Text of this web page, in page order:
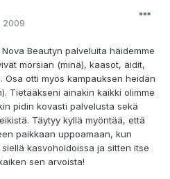
2009
Beautyn palveluita häidemme
morsian (minä), kaasot, äidit,
otti myös kampauksen heidän
Tietääkseni ainakin kaikki olimme
pidin kovasti palvelusta sekä
Täytyy kyllä myöntää, että
paikkaan uppoamaan, kun
kasvohoidoissa ja sitten itse
sen arvoista!